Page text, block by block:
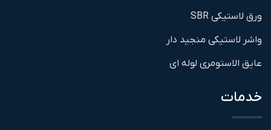
ورق لاستیکی SBR
واشر لاستیکی منجید دار
عایق الاستومری لوله ای
خدمات